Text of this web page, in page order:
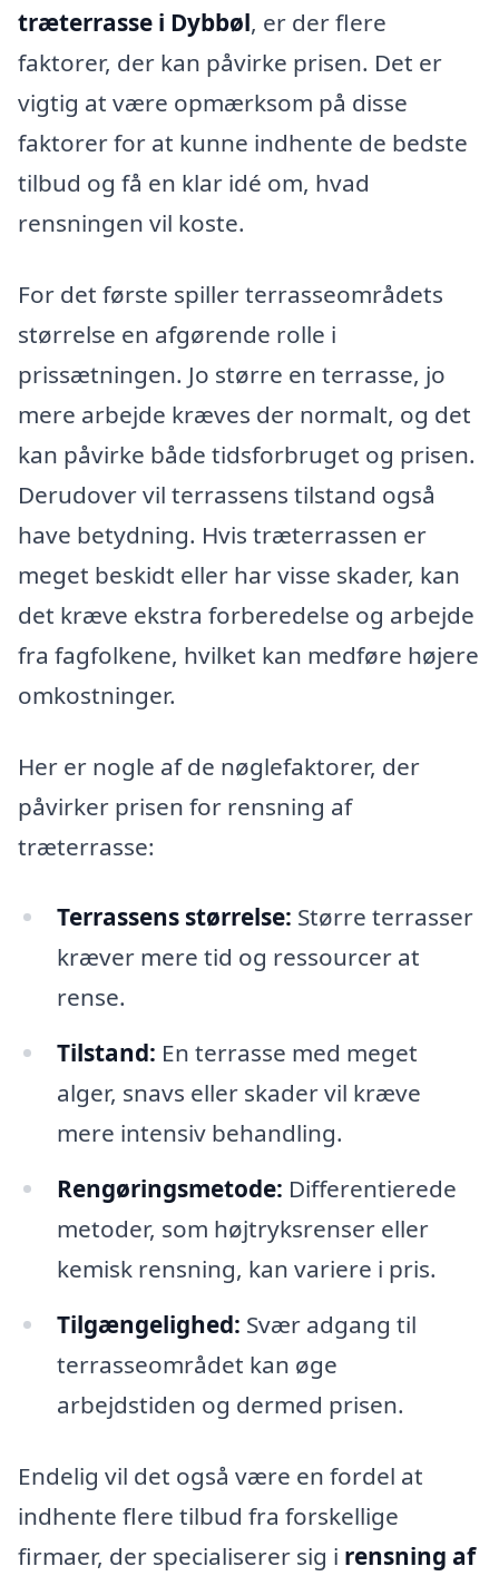
træterrasse i Dybbøl, er der flere
faktorer, der kan påvirke prisen. Det er
vigtig at være opmærksom på disse
faktorer for at kunne indhente de bedste
tilbud og få en klar idé om, hvad
rensningen vil koste.
For det første spiller terrasseområdets
størrelse en afgørende rolle i
prissætningen. Jo større en terrasse, jo
mere arbejde kræves der normalt, og det
kan påvirke både tidsforbruget og prisen.
Derudover vil terrassens tilstand også
have betydning. Hvis træterrassen er
meget beskidt eller har visse skader, kan
det kræve ekstra forberedelse og arbejde
fra fagfolkene, hvilket kan medføre højere
omkostninger.
Her er nogle af de nøglefaktorer, der
påvirker prisen for rensning af
træterrasse:
Terrassens størrelse: Større terrasser
kræver mere tid og ressourcer at
rense.
Tilstand: En terrasse med meget
alger, snavs eller skader vil kræve
mere intensiv behandling.
Rengøringsmetode: Differentierede
metoder, som højtryksrenser eller
kemisk rensning, kan variere i pris.
Tilgængelighed: Svær adgang til
terrasseområdet kan øge
arbejdstiden og dermed prisen.
Endelig vil det også være en fordel at
indhente flere tilbud fra forskellige
firmaer, der specialiserer sig i rensning af